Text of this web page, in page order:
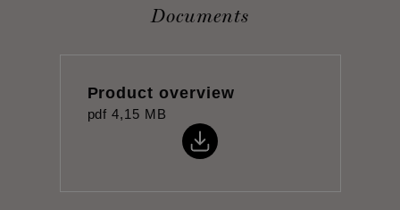
Documents
Product overview
pdf 4,15 MB